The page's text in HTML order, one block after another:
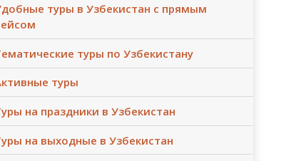
туры в Узбекистан с прямым
туры по Узбекистану
туры
на праздники в Узбекистан
на выходные в Узбекистан